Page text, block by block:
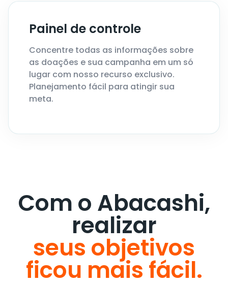
Painel de controle
Concentre todas as informações sobre
as doações e sua campanha em um só
lugar com nosso recurso exclusivo.
Planejamento fácil para atingir sua
meta.
Com o Abacashi,
realizar
seus objetivos
ficou mais fácil.